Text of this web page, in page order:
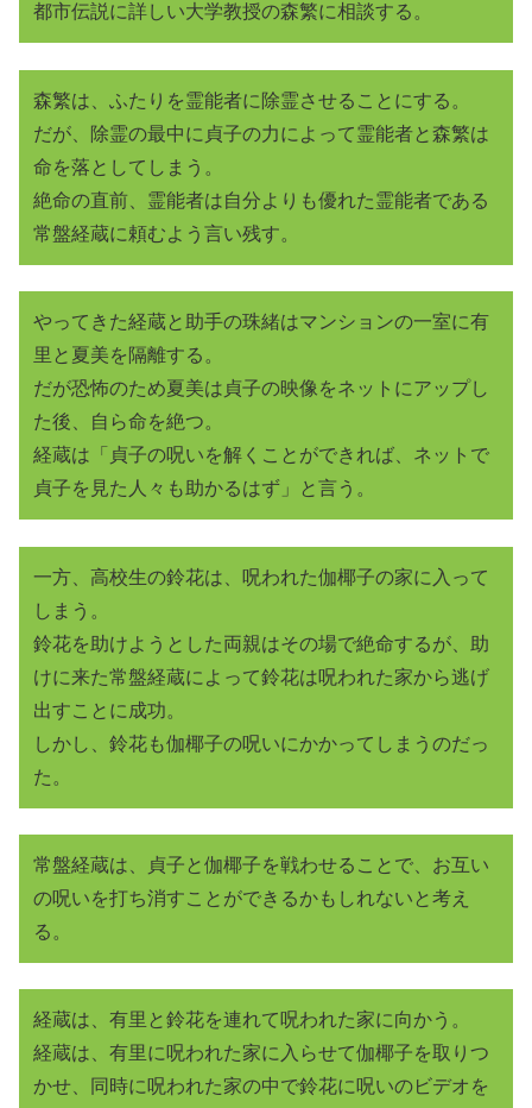
都市伝説に詳しい大学教授の森繁に相談する。
森繁は、ふたりを霊能者に除霊させることにする。
だが、除霊の最中に貞子の力によって霊能者と森繁は
命を落としてしまう。
絶命の直前、霊能者は自分よりも優れた霊能者である
常盤経蔵に頼むよう言い残す。
やってきた経蔵と助手の珠緒はマンションの一室に有
里と夏美を隔離する。
だが恐怖のため夏美は貞子の映像をネットにアップし
た後、自ら命を絶つ。
経蔵は「貞子の呪いを解くことができれば、ネットで
貞子を見た人々も助かるはず」と言う。
一方、高校生の鈴花は、呪われた伽椰子の家に入って
しまう。
鈴花を助けようとした両親はその場で絶命するが、助
けに来た常盤経蔵によって鈴花は呪われた家から逃げ
出すことに成功。
しかし、鈴花も伽椰子の呪いにかかってしまうのだっ
た。
常盤経蔵は、貞子と伽椰子を戦わせることで、お互い
の呪いを打ち消すことができるかもしれないと考え
る。
経蔵は、有里と鈴花を連れて呪われた家に向かう。
経蔵は、有里に呪われた家に入らせて伽椰子を取りつ
かせ、同時に呪われた家の中で鈴花に呪いのビデオを